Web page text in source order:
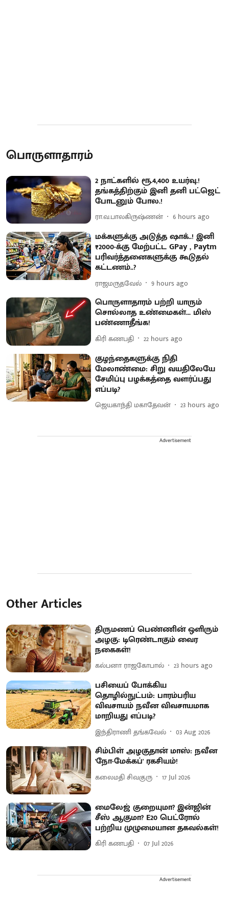
பொருளாதாரம்
2 நாட்களில் ரூ.4,400 உயர்வு.!
தங்கத்திற்கும் இனி தனி பட்ஜெட்
போடனும் போல.!
ரா.வ.பாலகிருஷ்ணன் 6 hours ago
மக்களுக்கு அடுத்த ஷாக்..! இனி
₹2000-க்கு மேற்பட்ட GPay , Paytm
பரிவர்த்தனைகளுக்கு கூடுதல்
கட்டணம்..?
ராஜமருதவேல் 9 hours ago
பொருளாதாரம் பற்றி யாரும்
சொல்லாத உண்மைகள்... மிஸ்
பண்ணாதீங்க!
கிரி கணபதி 22 hours ago
குழந்தைகளுக்கு நிதி
மேலாண்மை: சிறு வயதிலேயே
சேமிப்பு பழக்கத்தை வளர்ப்பது
எப்படி?
ஜெயகாந்தி மகாதேவன் 23 hours ago
Advertisement
Other Articles
திருமணப் பெண்ணின் ஒளிரும்
அழகு: டிரெண்டாகும் வைர
நகைகள்!
கல்பனா ராஜகோபால் 23 hours ago
பசியைப் போக்கிய
தொழில்நுட்பம்: பாரம்பரிய
விவசாயம் நவீன விவசாயமாக
மாறியது எப்படி?
இந்திராணி தங்கவேல் 03 Aug 2026
சிம்பிள் அழகுதான் மாஸ்: நவீன
'நோ-மேக்கப்' ரகசியம்!
கலைமதி சிவகுரு 17 Jul 2026
மைலேஜ் குறையுமா? இன்ஜின்
சீஸ் ஆகுமா? E20 பெட்ரோல்
பற்றிய முழுமையான தகவல்கள்!
கிரி கணபதி 07 Jul 2026
Advertisement